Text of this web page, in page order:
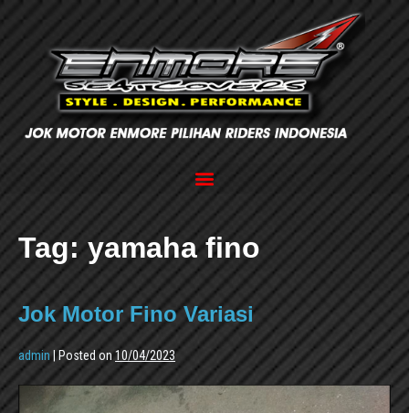
Tag:yamaha fino
Jok Motor Fino Variasi
admin|Posted on10/04/2023